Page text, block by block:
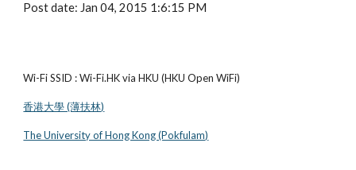
Post date: Jan 04, 2015 1:6:15 PM
Wi-Fi SSID : Wi-Fi.HK via HKU (HKU Open WiFi)
香港大學 (薄扶林)
The University of Hong Kong (Pokfulam)